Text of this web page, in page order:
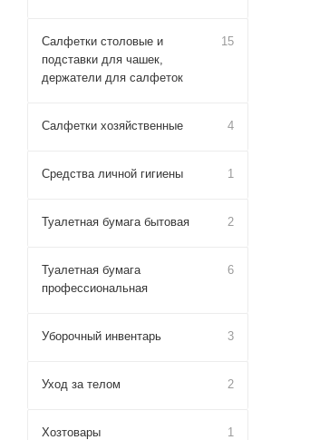
Салфетки столовые и
подставки для чашек,
держатели для салфеток
15
Салфетки хозяйственные 4
Средства личной гигиены 1
Туалетная бумага бытовая 2
Туалетная бумага
профессиональная
6
Уборочный инвентарь 3
Уход за телом 2
Хозтовары 1